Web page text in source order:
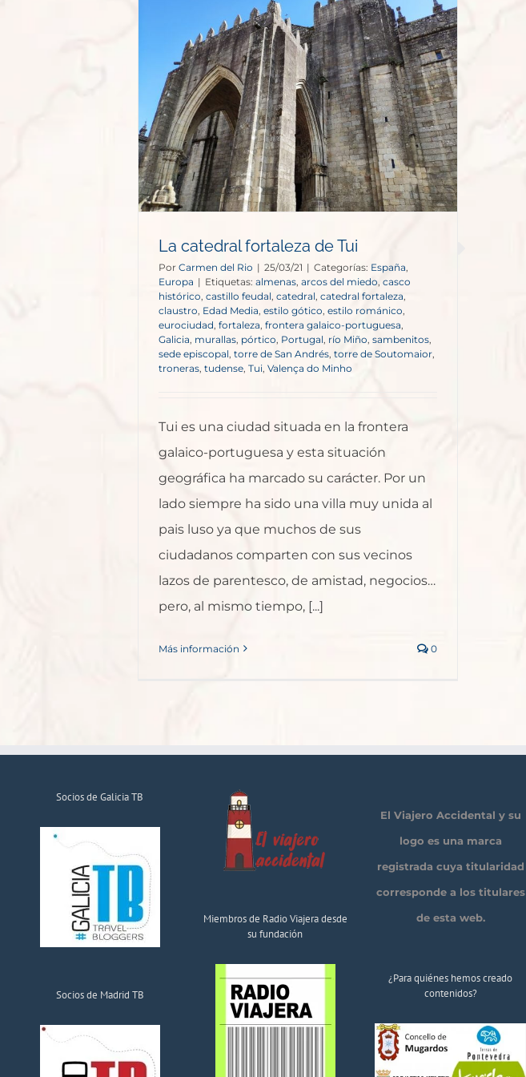
La catedral fortaleza de Tui
Por Carmen del Rio | 25/03/21 | Categorías: España
Europa | Etiquetas: almenas, arcos del miedo, casco
histórico, castillo feudal catedral catedral fortaleza,
claustro Edad Media, estilo gótico estilo románico
eurociudad, fortaleza frontera galaico-portuguesa
Galicia murallas pórtico Portugal río Miño sambenitos
sede episcopal torre de San Andrés, torre de Soutomaior
troneras, tudense Tui Valença do Minho
Tui es una ciudad situada en la frontera
galaico-portuguesa y esta situación
geográfica ha marcado su carácter. Por un
lado siempre ha sido una villa muy unida al
pais luso ya que muchos de sus
ciudadanos comparten con sus vecinos
lazos de parentesco, de amistad, negocios…
pero, al mismo tiempo, [...]
Más información 0
Socios de Galicia TB
Socios de Madrid TB
Miembros de Radio Viajera desde
su fundación
El Viajero Accidental y su
logo es una marca
registrada cuya titularidad
corresponde a los titulares
de esta web.
¿Para quiénes hemos creado
contenidos?